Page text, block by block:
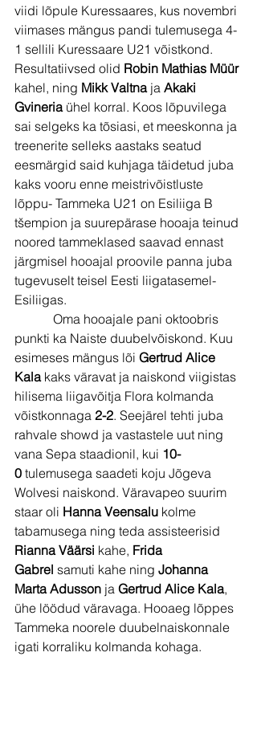
viidi lõpule Kuressaares, kus novembri
viimases mängus pandi tulemusega 4-
1 sellili Kuressaare U21 võistkond.
Resultatiivsed olid Robin Mathias Müür
kahel, ning Mikk Valtna ja Akaki
Gvineria ühel korral. Koos lõpuvilega
sai selgeks ka tõsiasi, et meeskonna ja
treenerite selleks aastaks seatud
eesmärgid said kuhjaga täidetud juba
kaks vooru enne meistrivõistluste
lõppu- Tammeka U21 on Esiliiga B
tšempion ja suurepärase hooaja teinud
noored tammeklased saavad ennast
järgmisel hooajal proovile panna juba
tugevuselt teisel Eesti liigatasemel-
Esiliigas.
Oma hooajale pani oktoobris
punkti ka Naiste duubelvõiskond. Kuu
esimeses mängus lõi Gertrud Alice
Kala kaks väravat ja naiskond viigistas
hilisema liigavõitja Flora kolmanda
võistkonnaga 2-2. Seejärel tehti juba
rahvale showd ja vastastele uut ning
vana Sepa staadionil, kui 10-
0 tulemusega saadeti koju Jõgeva
Wolvesi naiskond. Väravapeo suurim
staar oli Hanna Veensalu kolme
tabamusega ning teda assisteerisid
Rianna Väärsi kahe, Frida
Gabrel samuti kahe ning Johanna
Marta Adusson ja Gertrud Alice Kala,
ühe löödud väravaga. Hooaeg lõppes
Tammeka noorele duubelnaiskonnale
igati korraliku kolmanda kohaga.